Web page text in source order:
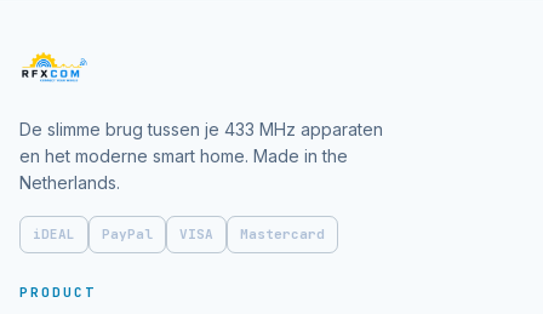
De slimme brug tussen je 433 MHz apparaten
en het moderne smart home. Made in the
Netherlands.
iDEAL PayPal VISA Mastercard
PRODUCT